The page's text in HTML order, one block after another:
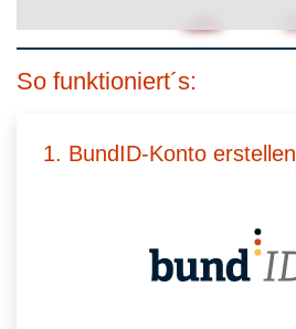
So funktioniert´s:
1. BundID-Konto erstellen